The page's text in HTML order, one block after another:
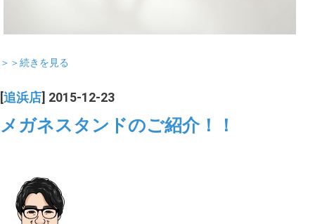
＞＞続きを見る
[追浜店] 2015-12-23
メガネスタンドのご紹介！！